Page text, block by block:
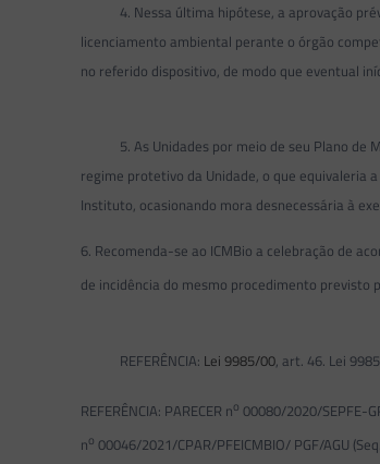
4. Nessa última hipótese, a aprovação
licenciamento ambiental perante o órgão
no referido dispositivo, de modo que eventual
5. As Unidades por meio de seu Plano de
regime protetivo da Unidade, o que equivaleria
Instituto, ocasionando mora desnecessária à
6. Recomenda-se ao ICMBio a celebração de
de incidência do mesmo procedimento previsto
REFERÊNCIA: Lei 9985/00, art. 46. Lei
REFERÊNCIA: PARECER no 00080/2020/SEPFE-
no 00046/2021/CPAR/PFEICMBIO/ PGF/AGU